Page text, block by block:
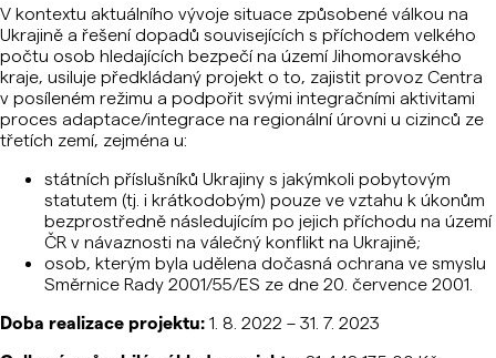
V kontextu aktuálního vývoje situace způsobené válkou na
Ukrajině a řešení dopadů souvisejících s příchodem velkého
počtu osob hledajících bezpečí na území Jihomoravského
kraje, usiluje předkládaný projekt o to, zajistit provoz Centra
v posíleném režimu a podpořit svými integračními aktivitami
proces adaptace/integrace na regionální úrovni u cizinců ze
třetích zemí, zejména u:
státních příslušníků Ukrajiny s jakýmkoli pobytovým
statutem (tj. i krátkodobým) pouze ve vztahu k úkonům
bezprostředně následujícím po jejich příchodu na území
ČR v návaznosti na válečný konflikt na Ukrajině;
osob, kterým byla udělena dočasná ochrana ve smyslu
Směrnice Rady 2001/55/ES ze dne 20. července 2001.
Doba realizace projektu: 1. 8. 2022 – 31. 7. 2023